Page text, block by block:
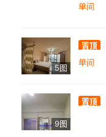
单间
5图
置顶
单间
9图
置顶